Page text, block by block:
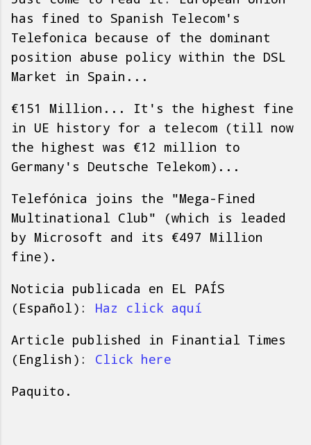
has fined to Spanish Telecom's
Telefonica because of the dominant
position abuse policy within the DSL
Market in Spain...
€151 Million... It's the highest fine
in UE history for a telecom (till now
the highest was €12 million to
Germany's Deutsche Telekom)...
Telefónica joins the "Mega-Fined
Multinational Club" (which is leaded
by Microsoft and its €497 Million
fine).
Noticia publicada en EL PAÍS
(Español): Haz click aquí
Article published in Finantial Times
(English): Click here
Paquito.